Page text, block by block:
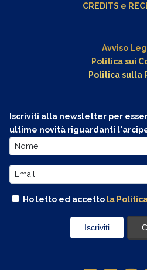
CREDITS e
Avviso
Politica sui
Politica sulla
Iscriviti alla newsletter per
ultime novità riguardanti
Ho letto ed accetto la